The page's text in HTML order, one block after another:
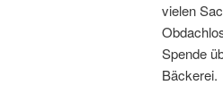
vielen
Spende
Bäckerei.